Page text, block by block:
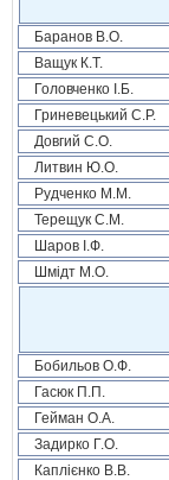
Баранов В.О.
Ващук К.Т.
Головченко І.Б.
Гриневецький С.Р.
Довгий С.О.
Литвин Ю.О.
Рудченко М.М.
Терещук С.М.
Шаров І.Ф.
Шмідт М.О.
Бобильов О.Ф.
Гасюк П.П.
Гейман О.А.
Задирко Г.О.
Каплієнко В.В.